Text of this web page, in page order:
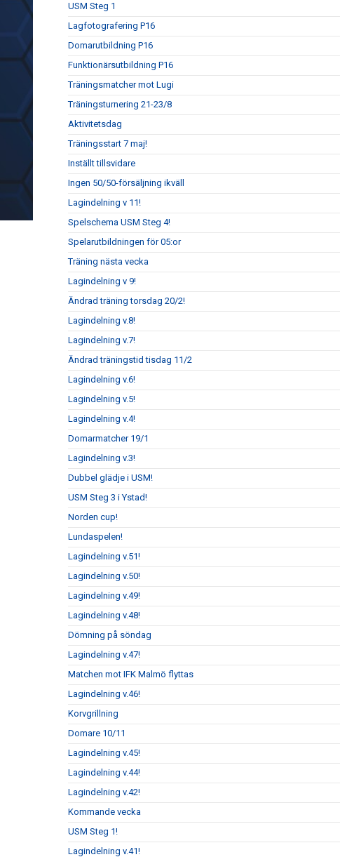
USM Steg 1
Lagfotografering P16
Domarutbildning P16
Funktionärsutbildning P16
Träningsmatcher mot Lugi
Träningsturnering 21-23/8
Aktivitetsdag
Träningsstart 7 maj!
Inställt tillsvidare
Ingen 50/50-försäljning ikväll
Lagindelning v 11!
Spelschema USM Steg 4!
Spelarutbildningen för 05:or
Träning nästa vecka
Lagindelning v 9!
Ändrad träning torsdag 20/2!
Lagindelning v.8!
Lagindelning v.7!
Ändrad träningstid tisdag 11/2
Lagindelning v.6!
Lagindelning v.5!
Lagindelning v.4!
Domarmatcher 19/1
Lagindelning v.3!
Dubbel glädje i USM!
USM Steg 3 i Ystad!
Norden cup!
Lundaspelen!
Lagindelning v.51!
Lagindelning v.50!
Lagindelning v.49!
Lagindelning v.48!
Dömning på söndag
Lagindelning v.47!
Matchen mot IFK Malmö flyttas
Lagindelning v.46!
Korvgrillning
Domare 10/11
Lagindelning v.45!
Lagindelning v.44!
Lagindelning v.42!
Kommande vecka
USM Steg 1!
Lagindelning v.41!